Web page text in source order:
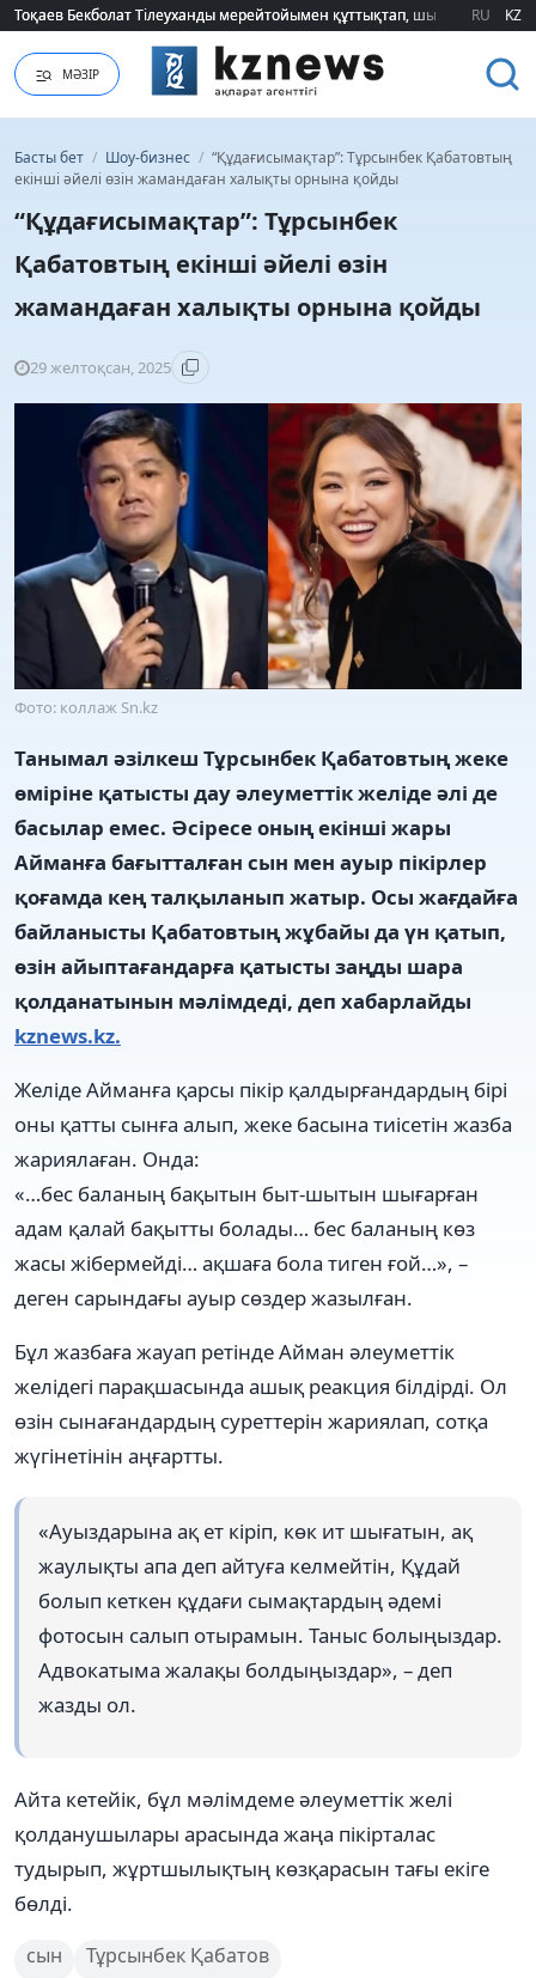
Тоқаев Бекболат Тілеуханды мерейтойымен құттықтап, шығармашылық
Тоқаев Бекболат Тілеуханды мерейтойымен құттықтап, шығармашылық
RU KZ
МӘЗІР
Басты бет / Шоу-бизнес / “Құдағисымақтар”: Тұрсынбек Қабатовтың
екінші әйелі өзін жамандаған халықты орнына қойды
“Құдағисымақтар”: Тұрсынбек
Қабатовтың екінші әйелі өзін
жамандаған халықты орнына қойды
29 желтоқсан, 2025
Фото: коллаж Sn.kz
Танымал әзілкеш Тұрсынбек Қабатовтың жеке
өміріне қатысты дау әлеуметтік желіде әлі де
басылар емес. Әсіресе оның екінші жары
Айманға бағытталған сын мен ауыр пікірлер
қоғамда кең талқыланып жатыр. Осы жағдайға
байланысты Қабатовтың жұбайы да үн қатып,
өзін айыптағандарға қатысты заңды шара
қолданатынын мәлімдеді, деп хабарлайды
kznews.kz.
Желіде Айманға қарсы пікір қалдырғандардың бірі
оны қатты сынға алып, жеке басына тиісетін жазба
жариялаған. Онда:
«…бес баланың бақытын быт-шытын шығарған
адам қалай бақытты болады… бес баланың көз
жасы жібермейді… ақшаға бола тиген ғой…», –
деген сарындағы ауыр сөздер жазылған.
Бұл жазбаға жауап ретінде Айман әлеуметтік
желідегі парақшасында ашық реакция білдірді. Ол
өзін сынағандардың суреттерін жариялап, сотқа
жүгінетінін аңғартты.
«Ауыздарына ақ ет кіріп, көк ит шығатын, ақ
жаулықты апа деп айтуға келмейтін, Құдай
болып кеткен құдағи сымақтардың әдемі
фотосын салып отырамын. Таныс болыңыздар.
Адвокатыма жалақы болдыңыздар», – деп
жазды ол.
Айта кетейік, бұл мәлімдеме әлеуметтік желі
қолданушылары арасында жаңа пікірталас
тудырып, жұртшылықтың көзқарасын тағы екіге
бөлді.
сын Тұрсынбек Қабатов